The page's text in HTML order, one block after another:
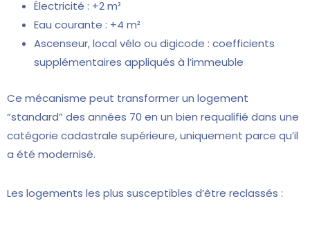
Électricité : +2 m²
Eau courante : +4 m²
Ascenseur, local vélo ou digicode : coefficients
supplémentaires appliqués à l’immeuble
Ce mécanisme peut transformer un logement
“standard” des années 70 en un bien requalifié dans une
catégorie cadastrale supérieure, uniquement parce qu’il
a été modernisé.
Les logements les plus susceptibles d’être reclassés :